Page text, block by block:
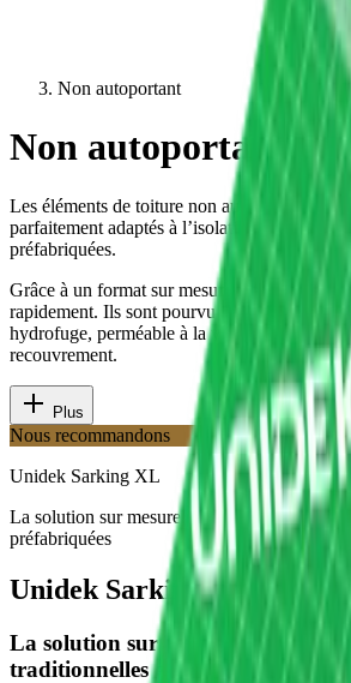
Non autoportant
Non autoportant
Les éléments de toiture non autoportants de
parfaitement adaptés à l’isolation des
préfabriquées.
Grâce à un format sur mesure jusqu’à 8
rapidement. Ils sont pourvu d’un écran de
hydrofuge, perméable à la vapeur et doté
recouvrement.
Plus
Nous recommandons
Unidek Sarking XL
La solution sur mesure pour les toitures
préfabriquées
Unidek Sarking XL
La solution sur mesure pour les
traditionnelles et préfabriquées